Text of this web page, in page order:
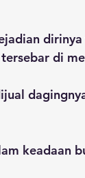
di
keadaan